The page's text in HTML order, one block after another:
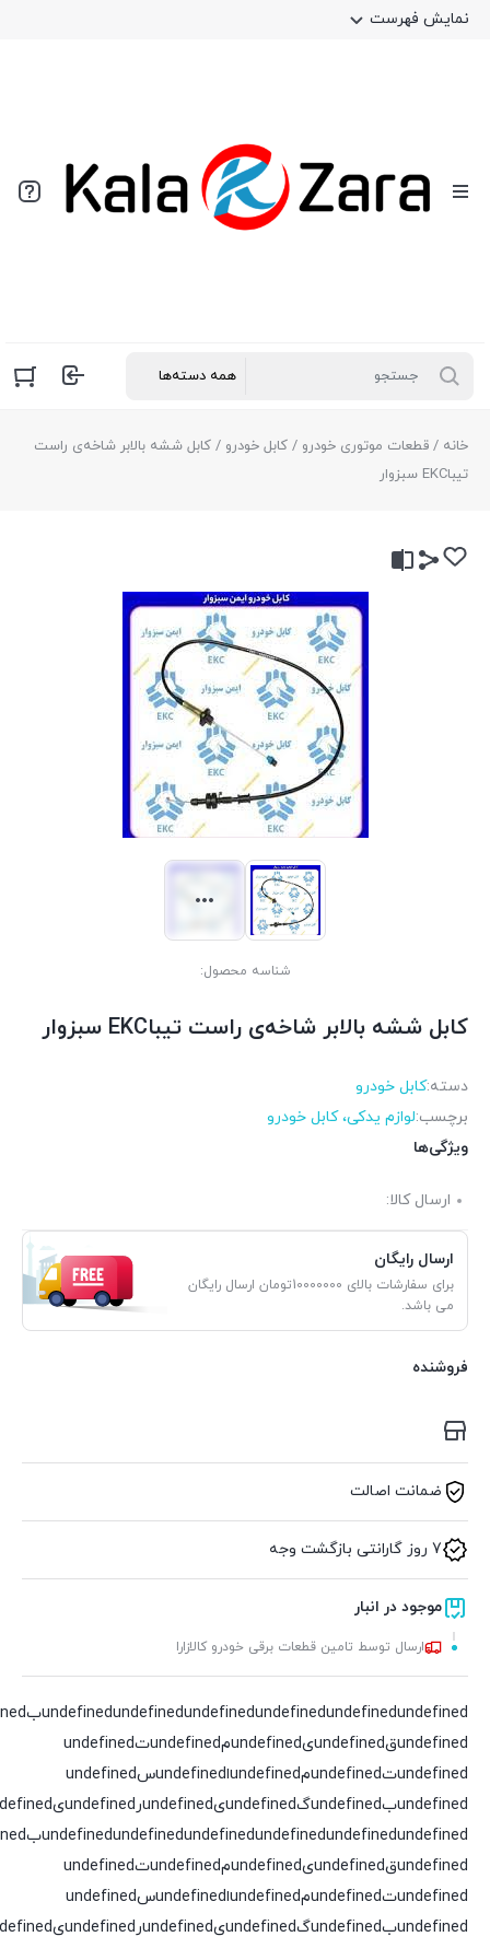
نمایش فهرست
خانه / قطعات موتوری خودرو / کابل خودرو / کابل ششه بالابر شاخه‌ی راست
تیباEKC سبزوار
شناسه محصول:
کابل ششه بالابر شاخه‌ی راست تیباEKC سبزوار
دسته:کابل خودرو
برچسب:لوازم یدکی، کابل خودرو
ویژگی‌ها
ارسال کالا:
ارسال رایگان
برای سفارشات بالای 10000000تومان ارسال رایگان
می باشد.
فروشنده
ضمانت اصالت
7 روز گارانتی بازگشت وجه
موجود در انبار
ارسال توسط تامین قطعات برقی خودرو کالازارا
undefinedundefinedundefinedundefinedundefined
undefinedقundefinedیundefinedمundefinedتundefined
undefinedتundefinedمundefinedاundefinedسundefined
undefinedبundefinedگundefinedیundefinedرundefinedیundefinedدundefined
undefinedundefinedundefinedundefinedundefined
undefinedقundefinedیundefinedمundefinedتundefined
undefinedتundefinedمundefinedاundefinedسundefined
undefinedبundefinedگundefinedیundefinedرundefinedیundefinedدundefined